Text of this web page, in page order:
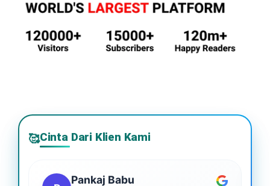
🥰Cinta Dari Klien Kami
Pankaj Babu